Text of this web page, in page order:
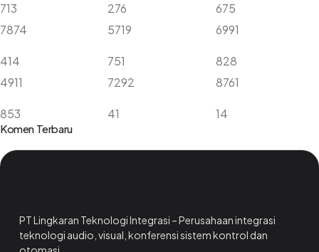
713 276
675
7874
414
5719
751
6991
828
4911
853
7292
41
8761
14
Komen Terbaru
PT Lingkaran Teknologi Integrasi – Perusahaan integrasi
teknologi audio, visual, konferensi sistem kontrol dan